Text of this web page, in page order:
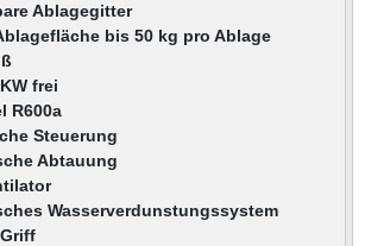
Ablagegitter
bis 50 kg pro Ablage
frei
R600a
Steuerung
Abtauung
Wasserverdunstungssystem